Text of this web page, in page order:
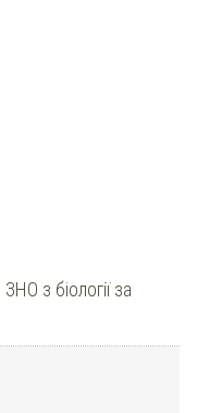
з біології за